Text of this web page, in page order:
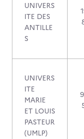
UNIVERS
ITE DES
ANTILLE
S
UNIVERS
ITE
MARIE
ET LOUIS
PASTEUR
(UMLP)